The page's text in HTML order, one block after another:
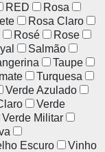
RED
Rosa
Rosa Claro
Rosé
Rose
Salmão
Taupe
Turquesa
Verde Azulado
Verde
Verde Militar
Escuro
Vinho